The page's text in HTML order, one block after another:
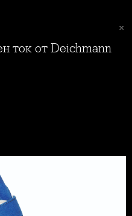
ток от Deichmann